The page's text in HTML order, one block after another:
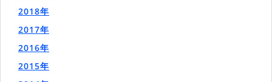
2018年
2017年
2016年
2015年